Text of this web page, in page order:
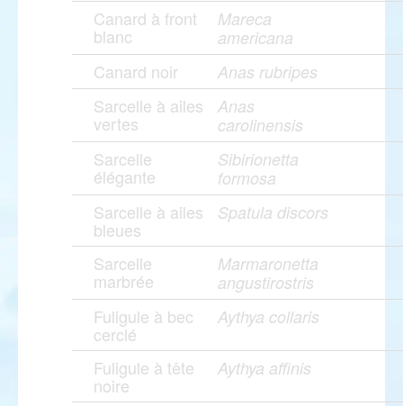
Canard à front
blanc
Mareca
americana
Canard noir Anas rubripes
Sarcelle à ailes
vertes
Anas
carolinensis
Sarcelle
élégante
Sibirionetta
formosa
Sarcelle à ailes
bleues
Spatula discors
Sarcelle
marbrée
Marmaronetta
angustirostris
Fuligule à bec
cerclé
Aythya collaris
Fuligule à tête
noire
Aythya affinis